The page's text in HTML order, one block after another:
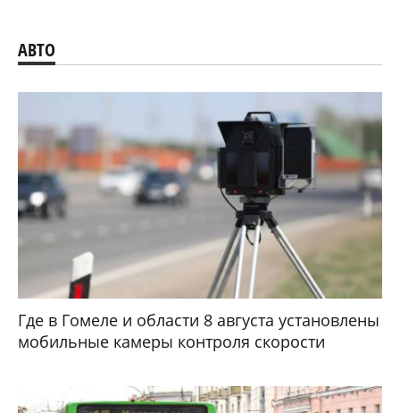
АВТО
Где в Гомеле и области 8 августа установлены
мобильные камеры контроля скорости